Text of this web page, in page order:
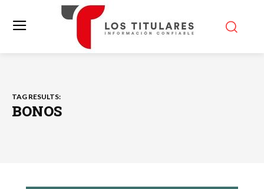
TAG RESULTS:
BONOS